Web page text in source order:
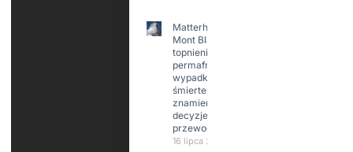
Matterhorn i
Mont Blanc:
topnienie
permafrost,
wypadki
śmiertelne,
znamienne
decyzje
przewodników
16 lipca 2026